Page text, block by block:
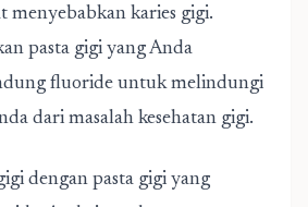
menyebabkan karies gigi.
pasta gigi yang Anda
fluoride untuk melindungi
dari masalah kesehatan gigi.
dengan pasta gigi yang